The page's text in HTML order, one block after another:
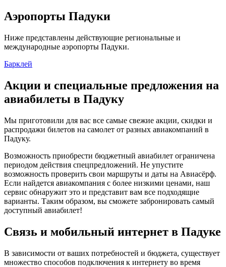
Аэропорты Падуки
Ниже представлены действующие региональные и
международные аэропорты Падуки.
Барклей
Акции и специальные предложения на
авиабилеты в Падуку
Мы приготовили для вас все самые свежие акции, скидки и
распродажи билетов на самолет от разных авиакомпаний в
Падуку.
Возможность приобрести бюджетный авиабилет ограничена
периодом действия спецпредложений. Не упустите
возможность проверить свои маршруты и даты на Авиасёрф.
Если найдется авиакомпания с более низкими ценами, наш
сервис обнаружит это и представит вам все подходящие
варианты. Таким образом, вы сможете забронировать самый
доступный авиабилет!
Связь и мобильный интернет в Падуке
В зависимости от ваших потребностей и бюджета, существует
множество способов подключения к интернету во время